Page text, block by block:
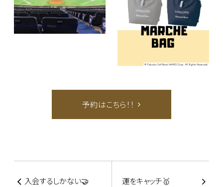
予約はこちら！！
入会するしかない🤝 運をキャッチ🥇